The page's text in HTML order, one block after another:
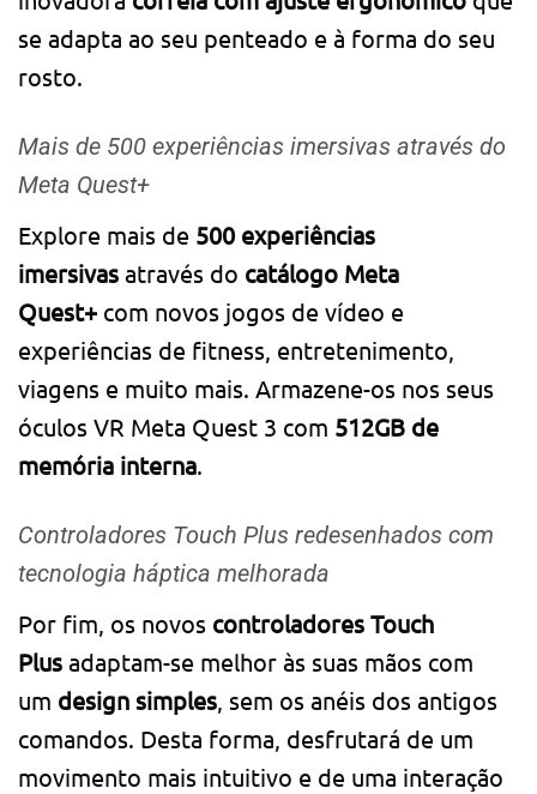
se adapta ao seu penteado e à forma do seu
rosto.
Mais de 500 experiências imersivas através do
Meta Quest+
Explore mais de 500 experiências
imersivas através do catálogo Meta
Quest+ com novos jogos de vídeo e
experiências de fitness, entretenimento,
viagens e muito mais. Armazene-os nos seus
óculos VR Meta Quest 3 com 512GB de
memória interna.
Controladores Touch Plus redesenhados com
tecnologia háptica melhorada
Por fim, os novos controladores Touch
Plus adaptam-se melhor às suas mãos com
um design simples, sem os anéis dos antigos
comandos. Desta forma, desfrutará de um
movimento mais intuitivo e de uma interação